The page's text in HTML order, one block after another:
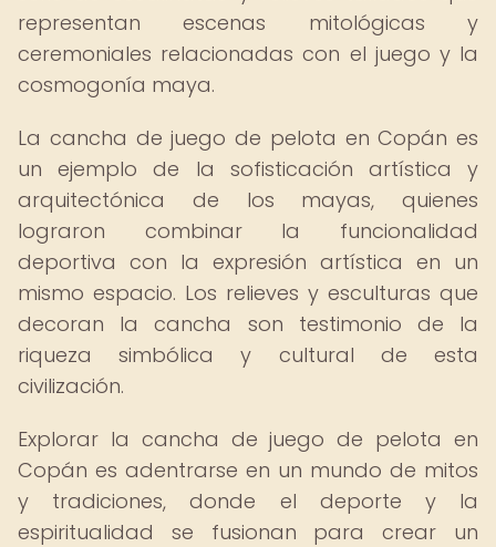
representan escenas mitológicas y
ceremoniales relacionadas con el juego y la
cosmogonía maya.
La cancha de juego de pelota en Copán es
un ejemplo de la sofisticación artística y
arquitectónica de los mayas, quienes
lograron combinar la funcionalidad
deportiva con la expresión artística en un
mismo espacio. Los relieves y esculturas que
decoran la cancha son testimonio de la
riqueza simbólica y cultural de esta
civilización.
Explorar la cancha de juego de pelota en
Copán es adentrarse en un mundo de mitos
y tradiciones, donde el deporte y la
espiritualidad se fusionan para crear un